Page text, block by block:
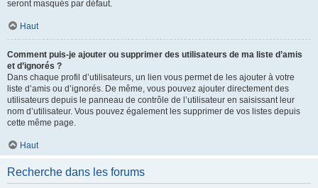
seront masqués par défaut.
Haut
Comment puis-je ajouter ou supprimer des utilisateurs de ma liste d’amis
et d’ignorés ?
Dans chaque profil d’utilisateurs, un lien vous permet de les ajouter à votre
liste d’amis ou d’ignorés. De même, vous pouvez ajouter directement des
utilisateurs depuis le panneau de contrôle de l’utilisateur en saisissant leur
nom d’utilisateur. Vous pouvez également les supprimer de vos listes depuis
cette même page.
Haut
Recherche dans les forums